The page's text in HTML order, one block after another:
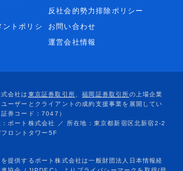
反社会的勢力排除ポリシー
ントポリシ
お問い合わせ
運営会社情報